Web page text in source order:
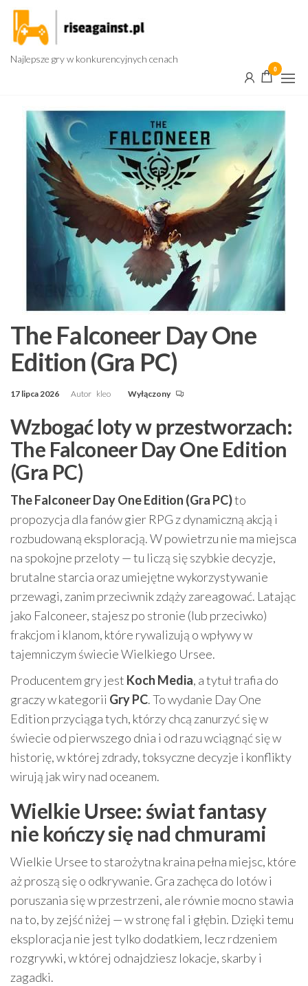
Przejdź
treści
Najlepsze gry w konkurencyjnych cenach
0
The Falconeer Day One
Edition (Gra PC)
17 lipca 2026 Autor kleo Wyłączony
Wzbogać loty w przestworzach:
The Falconeer Day One Edition
(Gra PC)
The Falconeer Day One Edition (Gra PC)to
propozycja dla fanów gier RPG z dynamiczną akcją i
rozbudowaną eksploracją. W powietrzu nie ma miejsca
na spokojne przeloty — tu liczą się szybkie decyzje,
brutalne starcia oraz umiejętne wykorzystywanie
przewagi, zanim przeciwnik zdąży zareagować. Latając
jako Falconeer, stajesz po stronie (lub przeciwko)
frakcjom i klanom, które rywalizują o wpływy w
tajemniczym świecie Wielkiego Ursee.
Producentem gry jest Koch Media, a tytuł trafia do
graczy w kategorii Gry PC. To wydanie Day One
Edition przyciąga tych, którzy chcą zanurzyć się w
świecie od pierwszego dnia i od razu wciągnąć się w
historię, w której zdrady, toksyczne decyzje i konflikty
wirują jak wiry nad oceanem.
Wielkie Ursee: świat fantasy
nie kończy się nad chmurami
Wielkie Ursee to starożytna kraina pełna miejsc, które
aż proszą się o odkrywanie. Gra zachęca do lotów i
poruszania się w przestrzeni, ale równie mocno stawia
na to, by zejść niżej — w stronę fal i głębin. Dzięki temu
eksploracja nie jest tylko dodatkiem, lecz rdzeniem
rozgrywki, w której odnajdziesz lokacje, skarby i
zagadki.